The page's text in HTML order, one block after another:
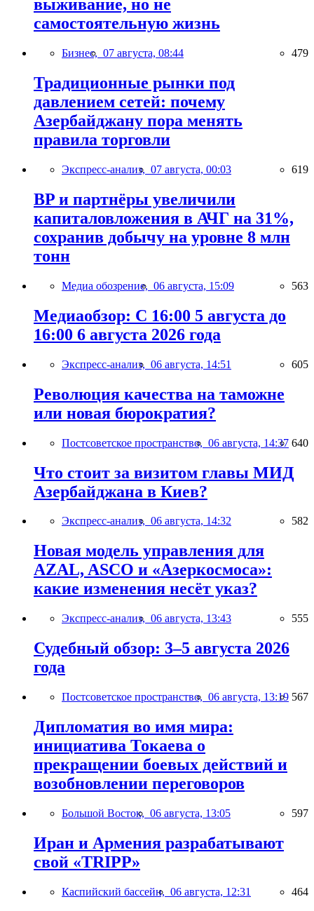
выживание, но не
самостоятельную жизнь
Бизнес, 07 августа, 08:44 479
Традиционные рынки под
давлением сетей: почему
Азербайджану пора менять
правила торговли
Экспресс-анализ, 07 августа, 00:03 619
BP и партнёры увеличили
капиталовложения в АЧГ на 31%,
сохранив добычу на уровне 8 млн
тонн
Медиа обозрение, 06 августа, 15:09 563
Медиаобзор: С 16:00 5 августа до
16:00 6 августа 2026 года
Экспресс-анализ, 06 августа, 14:51 605
Революция качества на таможне
или новая бюрократия?
Постсоветское пространство, 06 августа, 14:37 640
Что стоит за визитом главы МИД
Азербайджана в Киев?
Экспресс-анализ, 06 августа, 14:32 582
Новая модель управления для
AZAL, ASCO и «Азеркосмоса»:
какие изменения несёт указ?
Экспресс-анализ, 06 августа, 13:43 555
Судебный обзор: 3–5 августа 2026
года
Постсоветское пространство, 06 августа, 13:19 567
Дипломатия во имя мира:
инициатива Токаева о
прекращении боевых действий и
возобновлении переговоров
Большой Восток, 06 августа, 13:05 597
Иран и Армения разрабатывают
свой «TRIPP»
Каспийский бассейн, 06 августа, 12:31 464